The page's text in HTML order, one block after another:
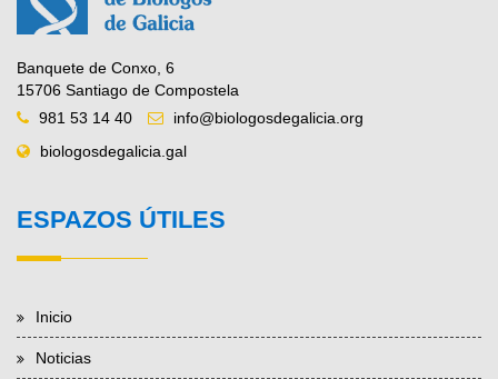
Banquete de Conxo, 6
15706 Santiago de Compostela
981 53 14 40
info@biologosdegalicia.org
biologosdegalicia.gal
ESPAZOS ÚTILES
Inicio
Noticias